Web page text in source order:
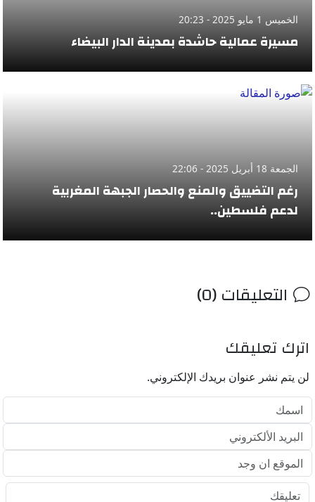
الخميس 1 مايو 2025 - 20:23
مسيرة عمالية حاشدة بمدينة الدار البيضاء
الجمعة 18 أبريل 2025 - 22:06
رغم التضييق والمنع والحصار الجبهة المغربية
لدعم فلسطين..
التعليقات (0)
اترك تعليقك
لن يتم نشر عنوان بريدك الإلكتروني.